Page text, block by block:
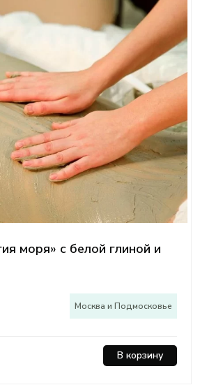
моря» с белой глиной и
Москва и Подмосковье
В корзину